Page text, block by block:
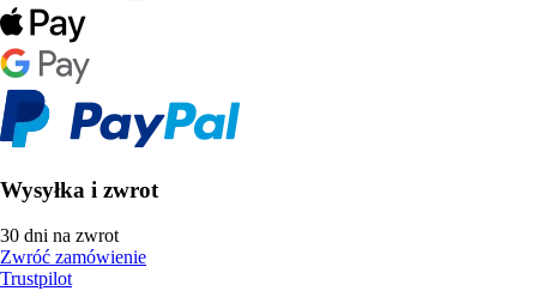
Wysyłka i zwrot
30 dni na zwrot
Zwróć zamówienie
Trustpilot